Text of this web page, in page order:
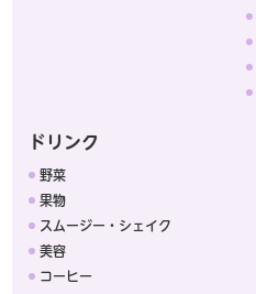
ドリンク
野菜
果物
スムージー・シェイク
美容
コーヒー